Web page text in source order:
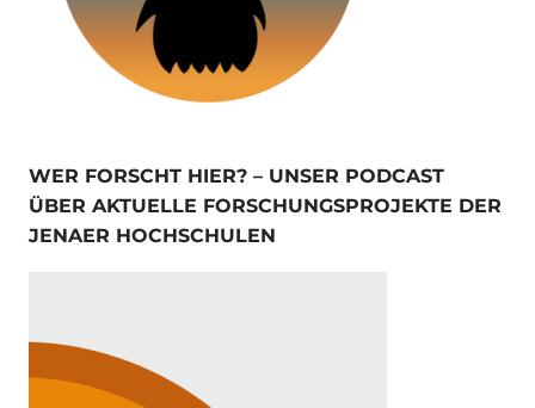
WER FORSCHT HIER? – UNSER PODCAST
ÜBER AKTUELLE FORSCHUNGSPROJEKTE DER
JENAER HOCHSCHULEN